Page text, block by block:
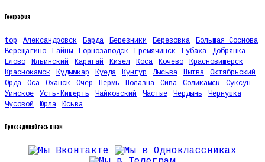
География
top Александровск Барда Березники Березовка
Большая Соснова
Верещагино
Гайны Горнозаводск Гремячинск Губаха
Добрянка
Елово
Ильинский Карагай Кизел Коса Кочево
Красновишерск
Краснокамск
Кудымкар Куеда Кунгур Лысьва Нытва
Октябрьский
Орда
Оса Оханск Очер Пермь Полазна Сива Соликамск
Суксун
Уинское
Усть-Кишерть Чайковский Частые Чердынь
Чернушка
Чусовой
Юрла Юсьва
Присоединяйтесь к нам